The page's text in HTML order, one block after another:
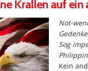
Krallen auf ein
Not-
Sog
Kein